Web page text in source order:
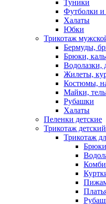
Туники
Футболки и
Халаты
Юбки
Трикотаж
Бермуды,
Брюки,
Водолазки,
Жилеты,
Костюмы,
Майки,
Рубашки
Халаты
Пеленки детские
Трикотаж детский
Трикотаж